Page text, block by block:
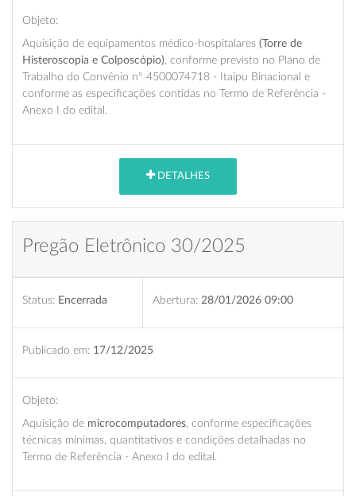
Objeto:
Aquisição de equipamentos médico-hospitalares (Torre de
Histeroscopia e Colposcópio) , conforme previsto no Plano de
Trabalho do Convênio nº 4500074718 - Itaipu Binacional e
conforme as especificações contidas no Termo de Referência -
Anexo I do edital.
DETALHES
Pregão Eletrônico 30/2025
Status: Encerrada Abertura: 28/01/2026 09:00
Publicado em: 17/12/2025
Objeto:
Aquisição de microcomputadores , conforme especificações
técnicas mínimas, quantitativos e condições detalhadas no
Termo de Referência - Anexo I do edital.